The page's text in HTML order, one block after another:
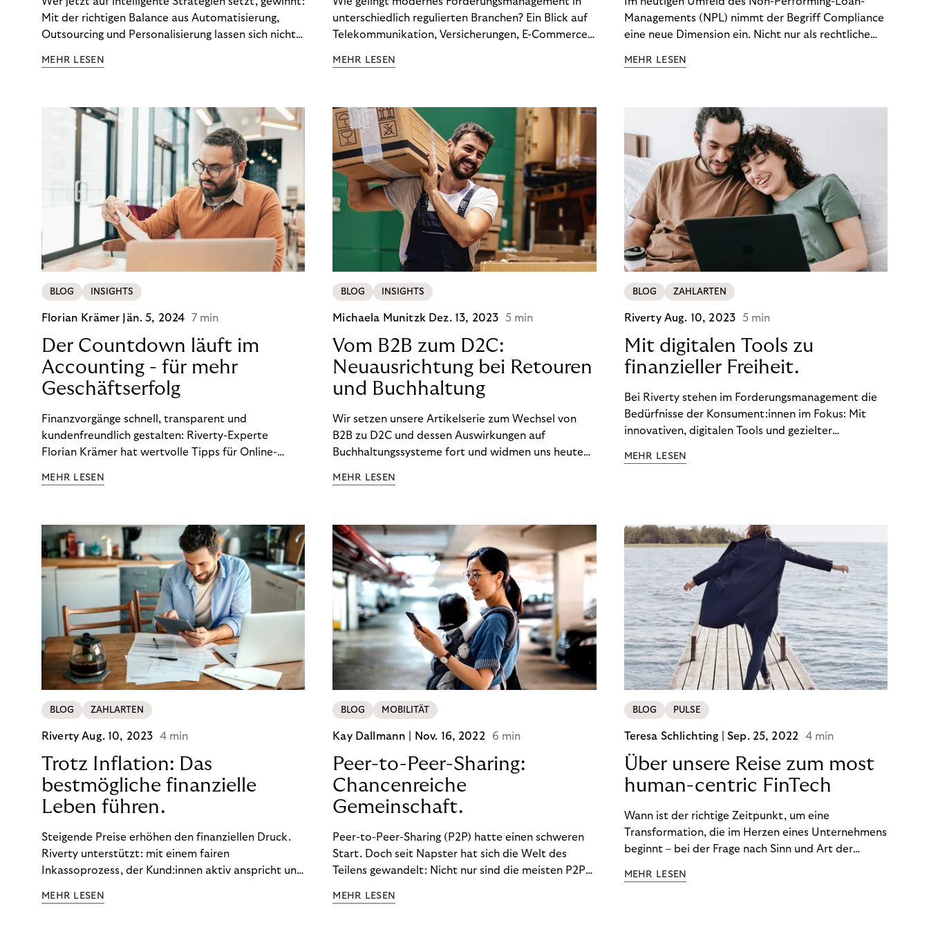
Mit der richtigen Balance aus Automatisierung,
Outsourcing und Personalisierung lassen sich nicht
Ergebnisse sichern. Riverty zeigt, wie Recovery-
MEHR LESEN
unterschiedlich regulierten Branchen? Ein Blick auf
Telekommunikation, Versicherungen, E-Commerce
wirksam reduzieren will, braucht keine
MEHR LESEN
Managements (NPL) nimmt der Begriff Compliance
eine neue Dimension ein. Nicht nur als rechtliche
Wettbewerbsvorteil. In einem Umfeld steigender
(DSGVO) – geraten viele Unternehmen an die
Grenzen traditioneller Compliance-Mechanismen.
MEHR LESEN
BLOG INSIGHTS
Florian Krämer Jän. 5, 2024 7 min
Der Countdown läuft im
Accounting - für mehr
Geschäftserfolg
Finanzvorgänge schnell, transparent und
kundenfreundlich gestalten: Riverty-Experte
Florian Krämer hat wertvolle Tipps für Online-
möchten.
MEHR LESEN
BLOG INSIGHTS
Michaela Munitzk Dez. 13, 2023 5 min
Vom B2B zum D2C:
Neuausrichtung bei Retouren
und Buchhaltung
Wir setzen unsere Artikelserie zum Wechsel von
B2B zu D2C und dessen Auswirkungen auf
Buchhaltungssysteme fort und widmen uns heute
im D2C-Bereich.
MEHR LESEN
BLOG ZAHLARTEN
Riverty Aug. 10, 2023 5 min
Mit digitalen Tools zu
finanzieller Freiheit.
Bei Riverty stehen im Forderungsmanagement die
Bedürfnisse der Konsument:innen im Fokus: Mit
innovativen, digitalen Tools und gezielter
ein Leben in finanzieller Freiheit zu führen. So
MEHR LESEN
BLOG ZAHLARTEN
RivertyAug. 10, 2023 4 min
Trotz Inflation: Das
bestmögliche finanzielle
Leben führen.
Steigende Preise erhöhen den finanziellen Druck.
Riverty unterstützt: mit einem fairen
Inkassoprozess, der Kund:innen aktiv anspricht und
Finanzbildung ermöglicht. So bleiben Menschen
MEHR LESEN
BLOG MOBILITÄT
Kay Dallmann | Nov. 16, 2022 6 min
Peer-to-Peer-Sharing:
Chancenreiche
Gemeinschaft.
Peer-to-Peer-Sharing (P2P) hatte einen schweren
Start. Doch seit Napster hat sich die Welt des
Teilens gewandelt: Nicht nur sind die meisten P2P-
wird, hat sich geändert. Das bietet Unternehmen
MEHR LESEN
BLOG PULSE
Teresa Schlichting |Sep. 25, 2022 4 min
Über unsere Reise zum most
human-centric FinTech
Wann ist der richtige Zeitpunkt, um eine
Transformation, die im Herzen eines Unternehmens
beginnt – bei der Frage nach Sinn und Art der
kommuniziert man ein Ziel, das so ganzheitlich ist,
MEHR LESEN